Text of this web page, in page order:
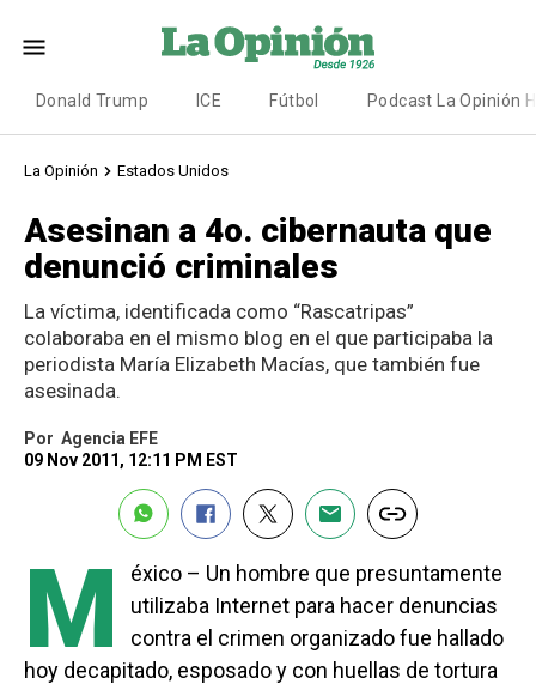
Donald Trump ICE Fútbol Podcast La Opinión
La Opinión Estados Unidos
Asesinan a 4o. cibernauta que
denunció criminales
La víctima, identificada como “Rascatripas”
colaboraba en el mismo blog en el que participaba la
periodista María Elizabeth Macías, que también fue
asesinada.
Por Agencia EFE
09 Nov 2011, 12:11 PM EST
M
éxico – Un hombre que presuntamente
utilizaba Internet para hacer denuncias
contra el crimen organizado fue hallado
hoy decapitado, esposado y con huellas de tortura